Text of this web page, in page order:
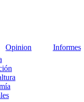
Opinion Informes